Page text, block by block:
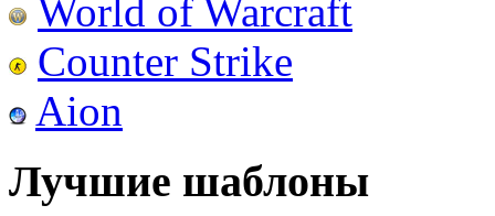
World of Warcraft
Counter Strike
Aion
Лучшие шаблоны